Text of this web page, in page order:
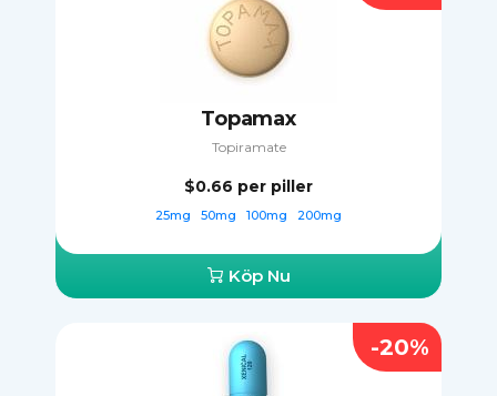
Topamax
Topiramate
$0.66 per piller
25mg 50mg 100mg 200mg
Köp Nu
-20%